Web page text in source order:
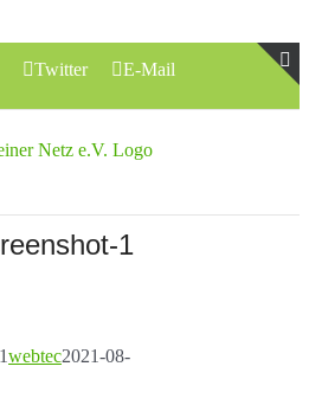
Twitter E-Mail
1
webtec2021-08-